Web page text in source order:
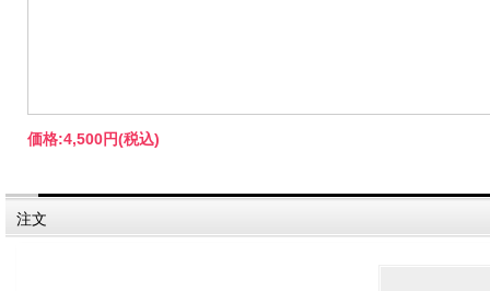
価格:4,500円(税込)
注文